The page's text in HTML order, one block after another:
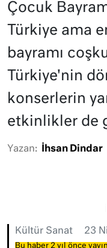
Çocuk
Türkiye ama
bayramı
Türkiye'nin
konserlerin
etkinlikler de
Yazan: İhsan Dindar
Kültür Sanat 23
Bu haber 2 yıl önce